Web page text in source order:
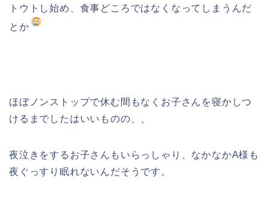
トウトし始め、食事どころではなくなってしまうんだ
とか
ほぼノンストップで休む間もなくお子さんを寝かしつ
けるまでしたはいいものの、、
夜泣きをするお子さんもいらっしゃり、なかなかA様も
夜ぐっすり眠れないんだそうです。